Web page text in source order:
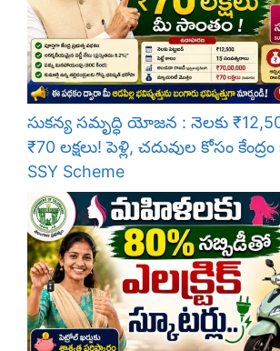
సుకన్య సమృద్ధి యోజన : నెలకు
₹70 లక్షలు! పెళ్లి, చదువుల కోసం
SSY Scheme